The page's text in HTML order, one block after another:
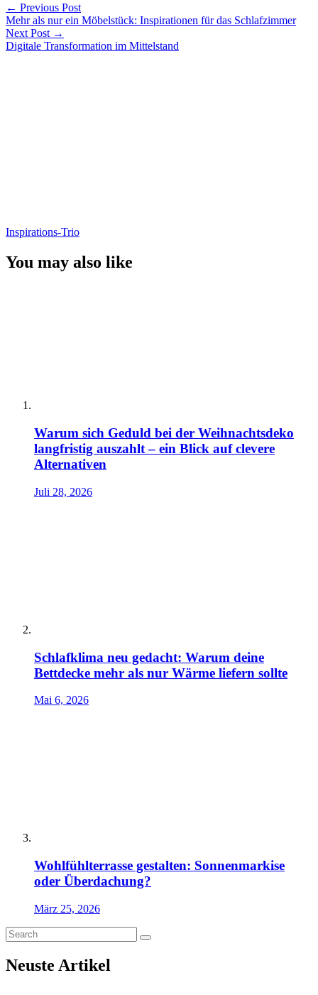
← Previous Post
Mehr als nur ein Möbelstück: Inspirationen für das Schlafzimmer
Next Post →
Digitale Transformation im Mittelstand
Inspirations-Trio
You may also like
Warum sich Geduld bei der Weihnachtsdeko
langfristig auszahlt – ein Blick auf clevere
Alternativen
Juli 28, 2026
Schlafklima neu gedacht: Warum deine
Bettdecke mehr als nur Wärme liefern sollte
Mai 6, 2026
Wohlfühlterrasse gestalten: Sonnenmarkise
oder Überdachung?
März 25, 2026
Neuste Artikel